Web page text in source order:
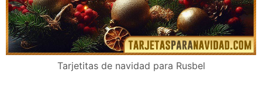
Tarjetitas de navidad para Rusbel